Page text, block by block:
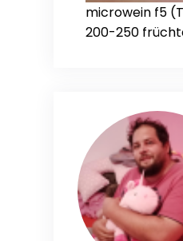
microwein f5
200-250